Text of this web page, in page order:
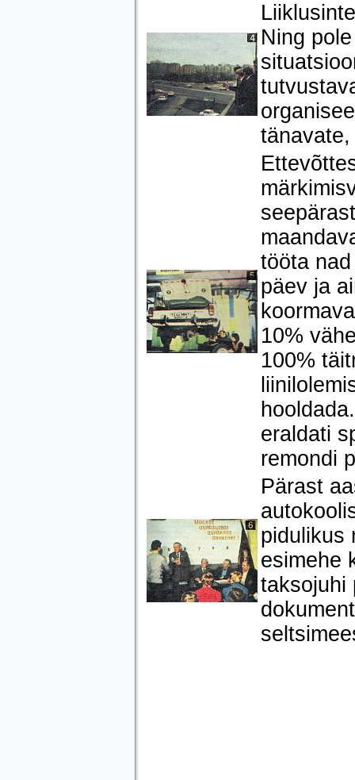
Ning
tööta
päev ja
10%
100%
eraldati
remondi
Pärast
pidulikus
esimehe
taksojuhi